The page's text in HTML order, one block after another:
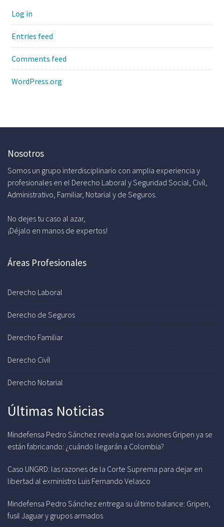
Log in
Entries feed
Comments feed
WordPress.org
Nosotros
Somos un grupo interdisciplinario con amplia experiencia y
profesionales en el Derecho Laboral y Seguridad Social, Civíl,
Administrativo, Familiar, Notarial y de Seguros.
No dejes tu caso al azar,
¡Déjalo en manos de expertos!
Áreas Profesionales
Derecho Laboral
Derecho de Seguros
Derecho Familiar
Derecho Civíl
Derecho Notarial
Últimas Noticias
Mindefensa Pedro Sánchez revela que los aviones Gripen ya se
están fabricando: ¿cuándo llegarán a Colombia?
Caso UNGRD: las razones de la Corte Suprema para dejar en
libertad al exministro Luis Fernando Velasco
Mindefensa Pedro Sánchez entrega su último balance: Gripen,
fusil Jaguar y grupos armados